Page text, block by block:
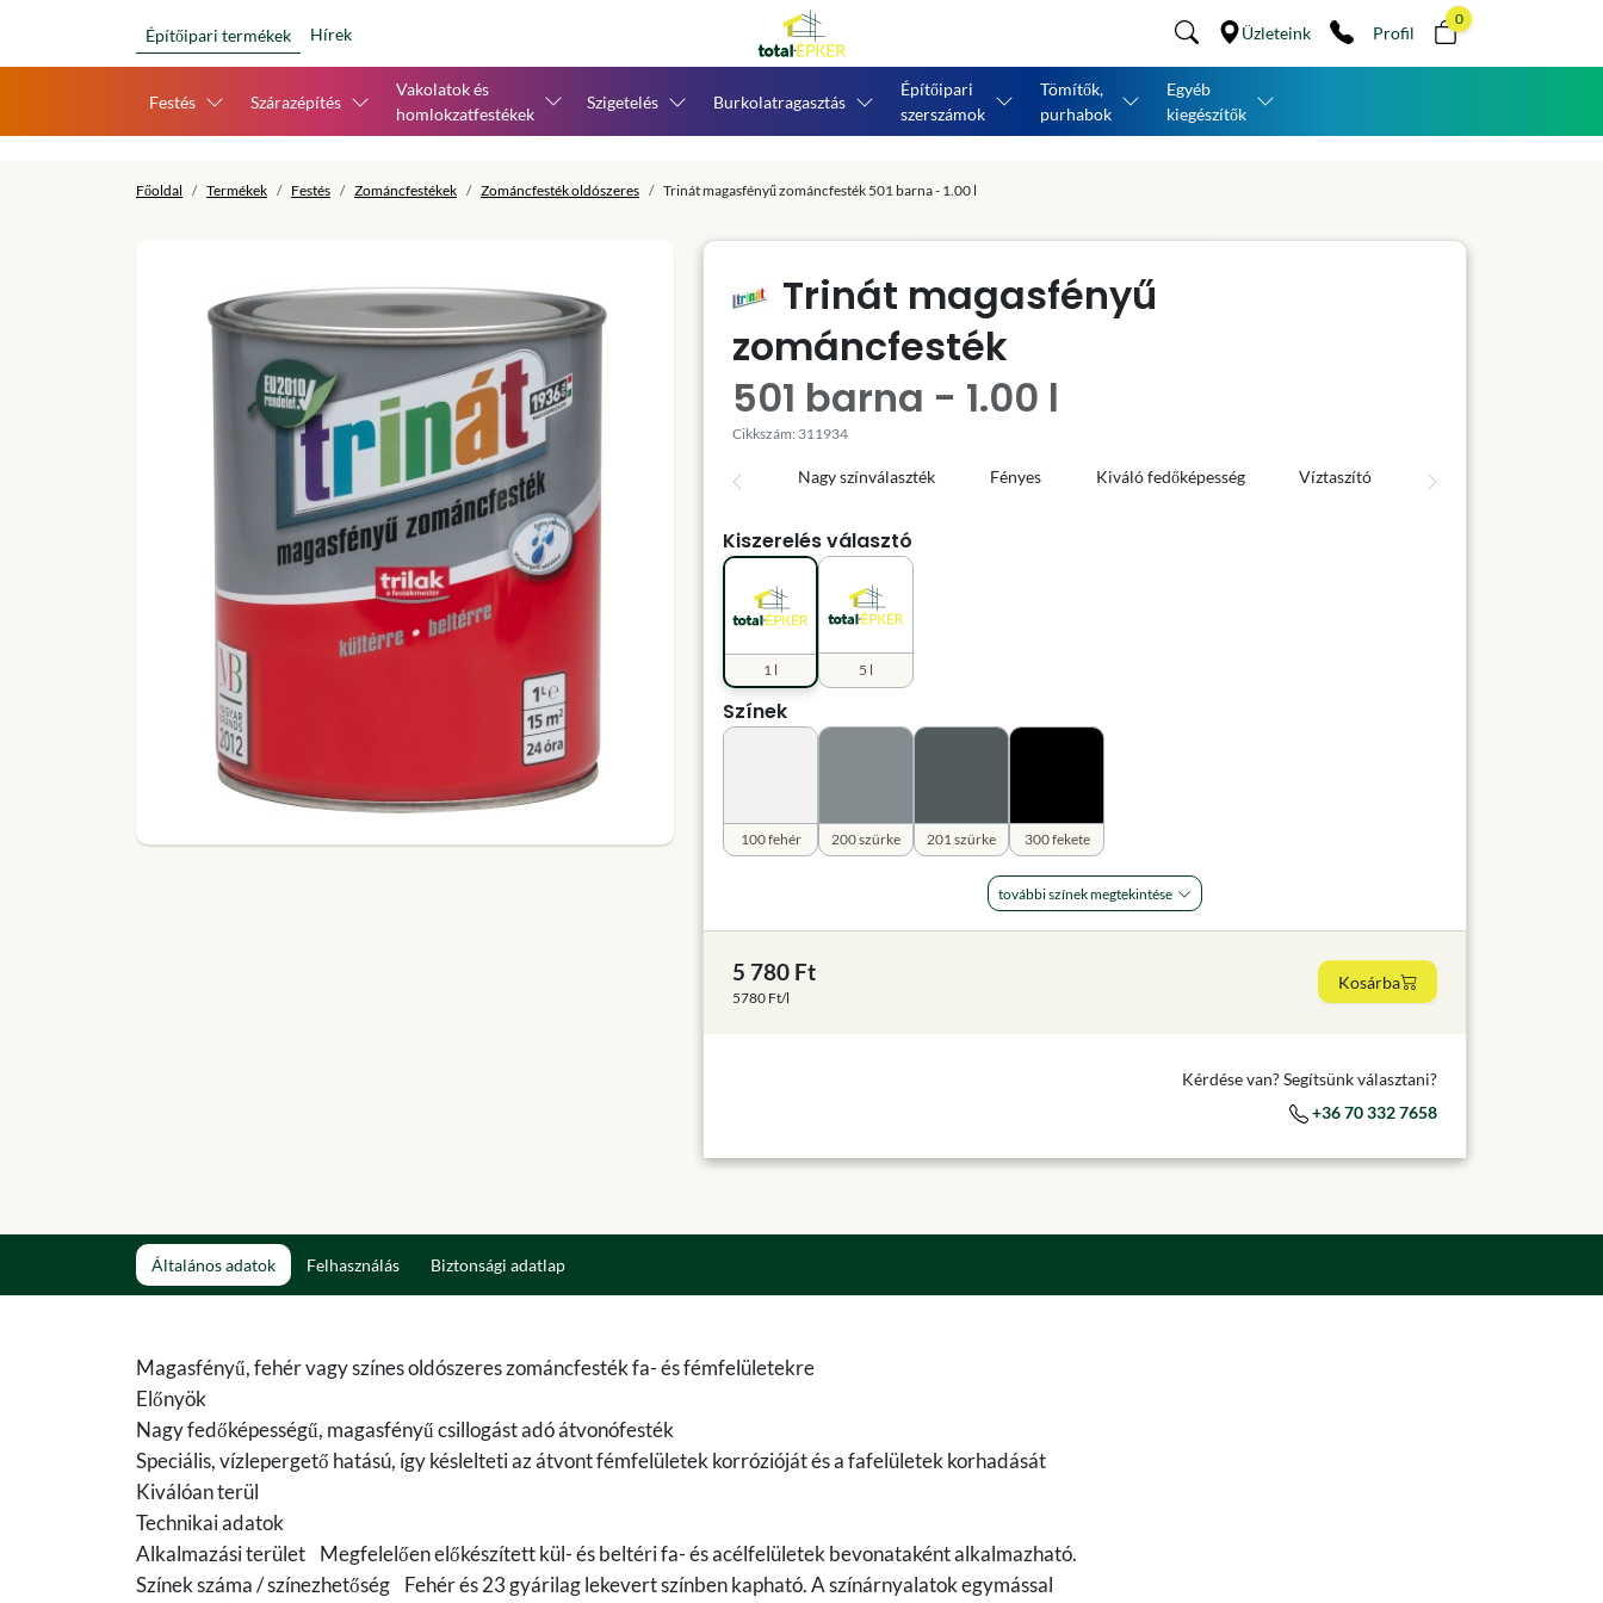
Építőipari termékek Hírek Üzleteink Profil
0
Festés Szárazépítés
Vakolatok és
homlokzatfestékek
Szigetelés Burkolatragasztás
Építőipari
szerszámok
Tömítők,
purhabok
Egyéb
kiegészítők
Főoldal Termékek Festés Zománcfestékek Zománcfesték oldószeres Trinát magasfényű zománcfesték 501 barna - 1.00 l
Trinát magasfényű
zománcfesték
501 barna - 1.00 l
Cikkszám: 311934
Nagy színválaszték Fényes Kiváló fedőképesség Víztaszító
Kiszerelés választó
1 l 5 l
Színek
100 fehér 200 szürke 201 szürke 300 fekete
további színek megtekintése
5 780 Ft
5780 Ft/l
Kosárba
Kérdése van? Segítsünk választani?
+36 70 332 7658
Általános adatok Felhasználás Biztonsági adatlap
Magasfényű, fehér vagy színes oldószeres zománcfesték fa- és fémfelületekre
Előnyök
Nagy fedőképességű, magasfényű csillogást adó átvonófesték
Speciális, vízlepergető hatású, így késlelteti az átvont fémfelületek korrózióját és a fafelületek korhadását
Kiválóan terül
Technikai adatok
Alkalmazási terület Megfelelően előkészített kül- és beltéri fa- és acélfelületek bevonataként alkalmazható.
Színek száma / színezhetőség Fehér és 23 gyárilag lekevert színben kapható. A színárnyalatok egymással